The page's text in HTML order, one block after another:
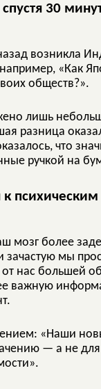
30
возникла
«Как
обществ?».
лишь
разница
что
ручкой на
к
мозг более
зачастую мы
от нас
важную
«Наши
— а не